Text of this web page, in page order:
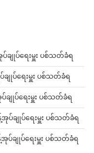
ျုပ်ရေးမှူး ပစ်သတ်ခံရ
ျုပ်ရေးမှူး ပစ်သတ်ခံရ
ျုပ်ရေးမှူး ပစ်သတ်ခံရ
ပ်ချုပ်ရေးမှူး ပစ်သတ်ခံရ
ချုပ်ရေးမှူး ပစ်သတ်ခံရ